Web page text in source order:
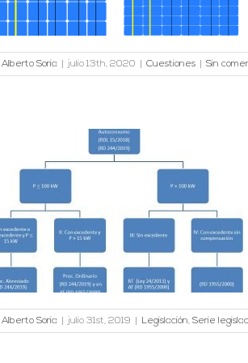
Alberto Soria julio 13th, 2020 Cuestiones Sin
Alberto Soria julio 31st, 2019 Legislación, Serie